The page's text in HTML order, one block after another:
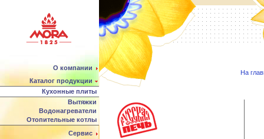
О компании
Каталог продукции
Кухонные плиты
Вытяжки
Водонагреватели
Отопительные котлы
Сервис
На